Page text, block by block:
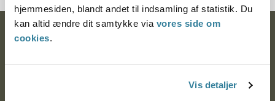
hjemmesiden, blandt andet til indsamling af statistik. Du
kan altid ændre dit samtykke via vores side om
cookies.
Vis detaljer
Ankestyrelsen
Postadresse: